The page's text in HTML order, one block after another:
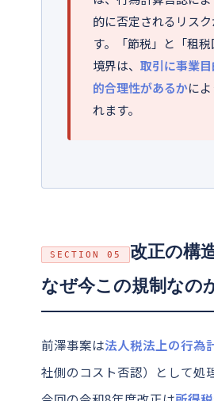
的に否定されるリス
す。「節税」と「租
境界は、 取引に事業
的合理性があるかに
れます。
SECTION 05
改正の構
なぜ今この規制なの
前澤事案は法人税法上の行為
社側のコスト否認）として処